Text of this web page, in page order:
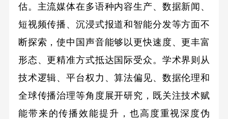
估。主流媒体在多语种内容生产、数据新闻、
短视频传播、沉浸式报道和智能分发等方面不
断探索，使中国声音能够以更快速度、更丰富
形态、更精准方式抵达国际受众。学术界则从
技术逻辑、平台权力、算法偏见、数据伦理和
全球传播治理等角度展开研究，既关注技术赋
能带来的传播效能提升，也高度重视深度伪